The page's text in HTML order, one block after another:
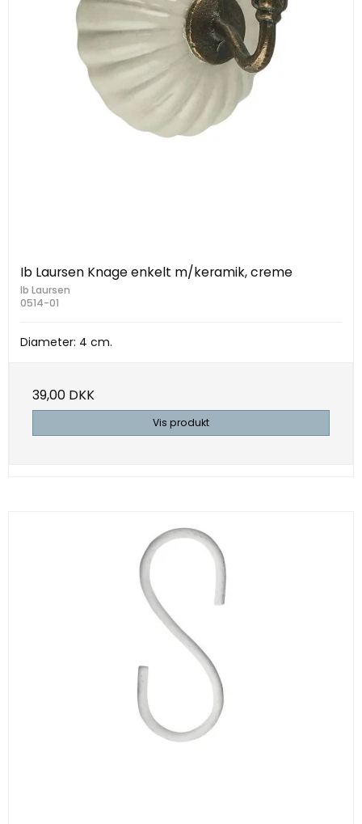
Ib Laursen Knage enkelt m/keramik, creme
Ib Laursen
0514-01
Diameter: 4 cm.
39,00 DKK
Vis produkt